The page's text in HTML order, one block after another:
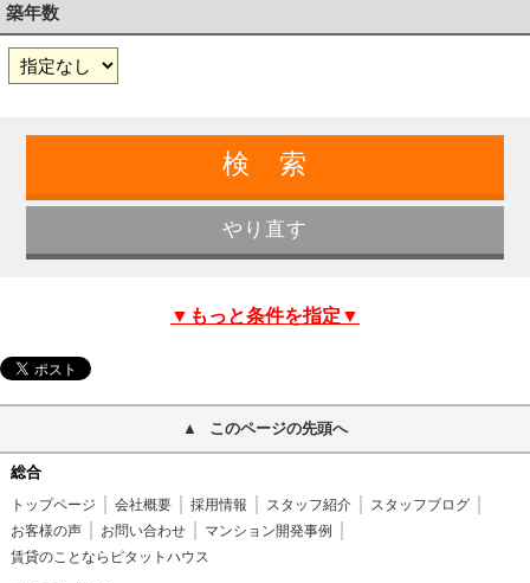
築年数
▼もっと条件を指定▼
このページの先頭へ
総合
トップページ 会社概要 採用情報 スタッフ紹介
スタッフブログ
お客様の声
お問い合わせ
マンション開発事例
賃貸のことならピタットハウス